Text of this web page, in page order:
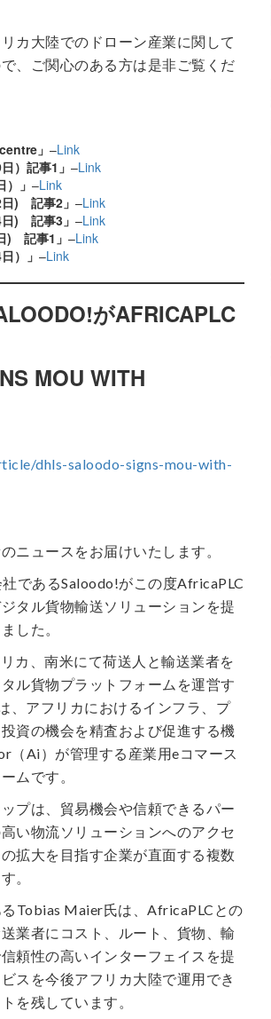
カ大陸でのドローン産業に関して
、ご関心のある方は是非ご覧くだ
」 –Link
）記事1」 –Link
」 –Link
日) 記事2」 –Link
日) 記事3」 –Link
) 記事1」 –Link
）」 –Link
がAFRICAPLC
MOU WITH
dhls-saloodo-signs-mou-with-
ニュースをお届けいたします。
であるSaloodo!がこの度AfricaPLC
タル貨物輸送ソリューションを提
した。
カ、南米にて荷送人と輸送業者を
ル貨物プラットフォームを運営す
、アフリカにおけるインフラ、プ
資の機会を精査および促進する機
（Ai）が管理する産業用eコマース
ムです。
プは、貿易機会や信頼できるパー
い物流ソリューションへのアクセ
拡大を目指す企業が直面する複数
。
Tobias Maier氏は、AfricaPLCとの
業者にコスト、ルート、貨物、輸
頼性の高いインターフェイスを提
スを今後アフリカ大陸で運用でき
を残しています。